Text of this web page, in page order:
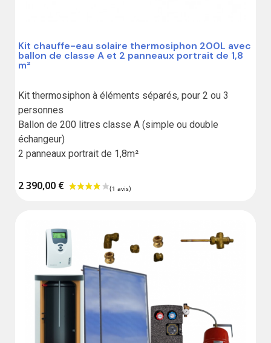
Kit chauffe-eau solaire thermosiphon 200L avec
ballon de classe A et 2 panneaux portrait de 1,8
m²
Kit thermosiphon à éléments séparés, pour 2 ou 3
personnes
Ballon de 200 litres classe A (simple ou double
échangeur)
2 panneaux portrait de 1,8m²
2 390,00 €